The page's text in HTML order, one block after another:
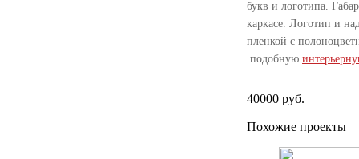
букв и логотипа.
каркасе. Логотип и
пленкой с
подобную
40000 руб.
Похожие проекты